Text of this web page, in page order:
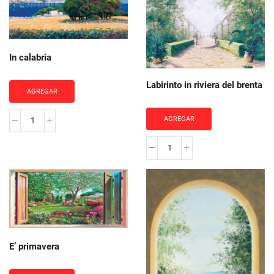
cantidad
putrella
cantidad
In calabria
AGREGAR
In
Labirinto in riviera del brenta
AGREGAR
Labirinto
in
riviera
del
brenta
cantidad
E’ primavera